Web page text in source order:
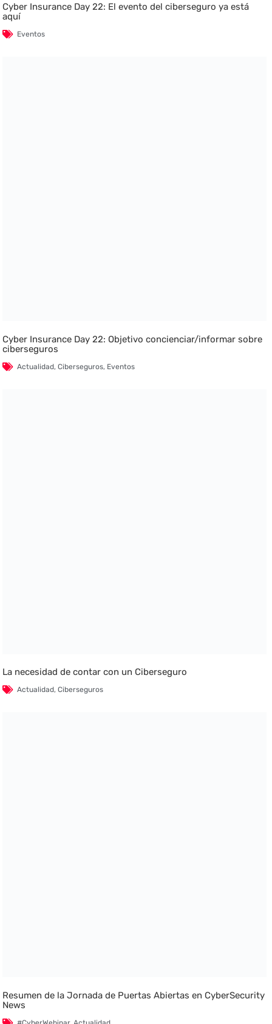
Cyber Insurance Day 22: El evento del ciberseguro ya está
aquí
Eventos
Cyber Insurance Day 22: Objetivo concienciar/informar sobre
ciberseguros
Actualidad,Ciberseguros, Eventos
La necesidad de contar con un Ciberseguro
Actualidad,Ciberseguros
Resumen de la Jornada de Puertas Abiertas en CyberSecurity
News